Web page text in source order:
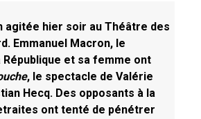
agitée hier soir au Théâtre des
Emmanuel Macron, le
République et sa femme ont
, le spectacle de Valérie
Hecq. Des opposants à la
ont tenté de pénétrer